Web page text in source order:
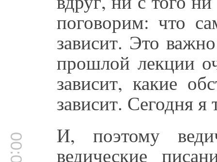
поговорим: что
зависит. Это
прошлой лекции
зависит, какие
зависит. Сегодня я
И, поэтому
ведические